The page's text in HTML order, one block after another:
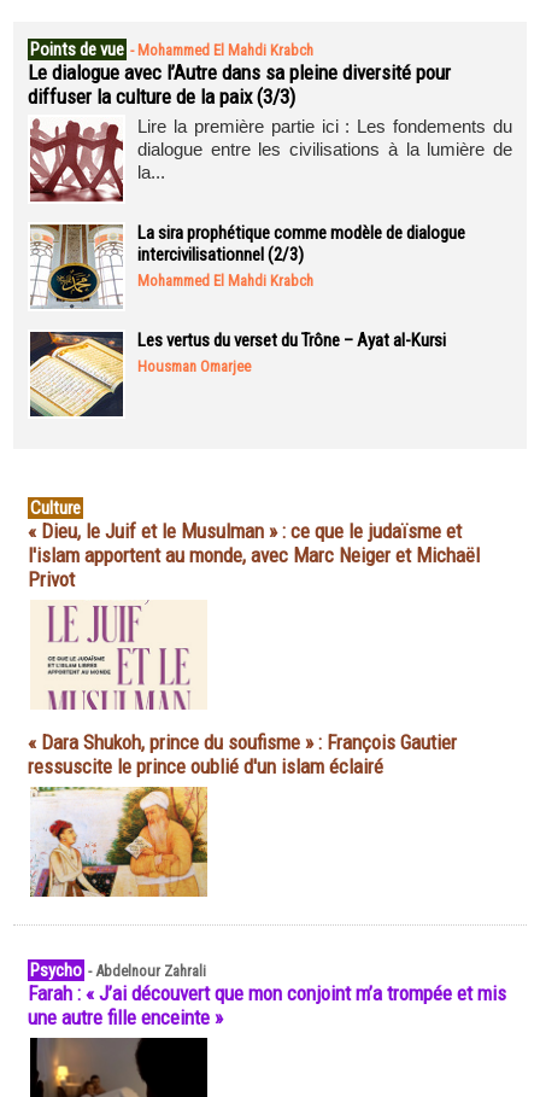
Points de vue - Mohammed El Mahdi Krabch
Le dialogue avec l’Autre dans sa pleine diversité pour
diffuser la culture de la paix (3/3)
Lire la première partie ici : Les fondements du
dialogue entre les civilisations à la lumière de
la...
La sira prophétique comme modèle de dialogue
intercivilisationnel (2/3)
Mohammed El Mahdi Krabch
Les vertus du verset du Trône – Ayat al-Kursi
Housman Omarjee
Culture
« Dieu, le Juif et le Musulman » : ce que le judaïsme et
l'islam apportent au monde, avec Marc Neiger et Michaël
Privot
« Dara Shukoh, prince du soufisme » : François Gautier
ressuscite le prince oublié d'un islam éclairé
Psycho -Abdelnour Zahrali
Farah : « J’ai découvert que mon conjoint m’a trompée et mis
une autre fille enceinte »